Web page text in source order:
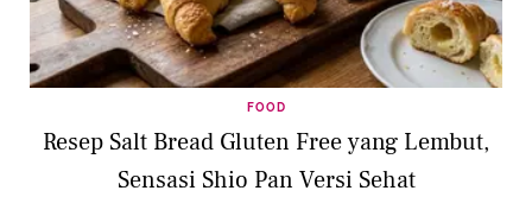
FOOD
Resep Salt Bread Gluten Free yang Lembut,
Sensasi Shio Pan Versi Sehat